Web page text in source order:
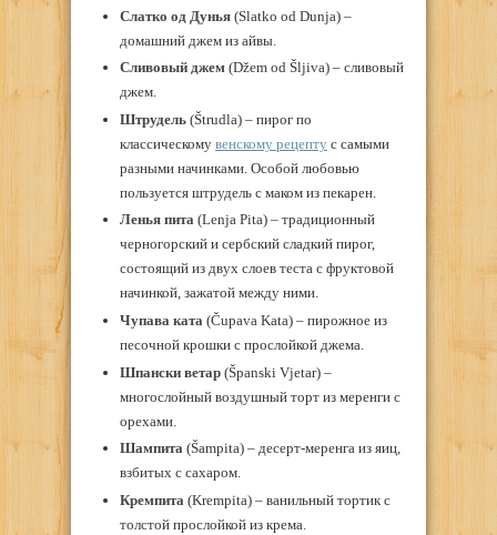
Слатко од Дунья(Slatko od Dunja) –
домашний джем из айвы.
Сливовый джем(Džem od Šljiva) – сливовый
джем.
Штрудель(Štrudla) – пирог по
классическому венскому рецептус самыми
разными начинками. Особой любовью
пользуется штрудель с маком из пекарен.
Ленья пита(Lenja Pita) – традиционный
черногорский и сербский сладкий пирог,
состоящий из двух слоев теста с фруктовой
начинкой, зажатой между ними.
Чупава ката(Čupava Kata) – пирожное из
песочной крошки с прослойкой джема.
Шпански ветар(Španski Vjetar) –
многослойный воздушный торт из меренги с
орехами.
Шампита(Šampita) – десерт-меренга из яиц,
взбитых с сахаром.
Кремпита (Krempita) – ванильный тортик с
толстой прослойкой из крема.